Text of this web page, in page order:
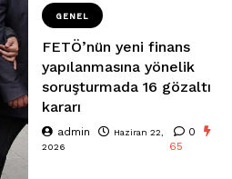
GENEL
FETÖ’nün yeni finans
yapılanmasına yönelik
soruşturmada 16 gözaltı
kararı
admin
Haziran 22,
2026
0
65